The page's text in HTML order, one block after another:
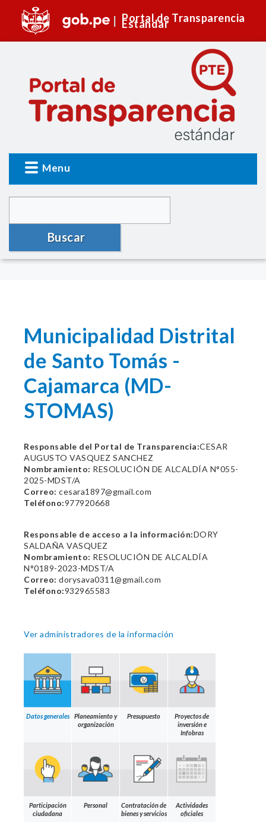
Portal de Transparencia
Estándar
Menu
Buscar
Municipalidad Distrital
de Santo Tomás -
Cajamarca (MD-
STOMAS)
Responsable del Portal de Transparencia:CESAR
AUGUSTO VASQUEZ SANCHEZ
Nombramiento: RESOLUCIÓN DE ALCALDÍA N°055-
2025-MDST/A
Correo: cesara1897@gmail.com
Teléfono:977920668
Responsable de acceso a la información:DORY
SALDAÑA VASQUEZ
Nombramiento: RESOLUCIÓN DE ALCALDÍA
N°0189-2023-MDST/A
Correo: dorysava0311@gmail.com
Teléfono:932965583
Ver administradores de la información
Datos generales
Planeamiento y
organización
Presupuesto
Proyectos de
inversión e
Infobras
Participación
ciudadana
Personal
Contratación de
bienes y servicios
Actividades
oficiales